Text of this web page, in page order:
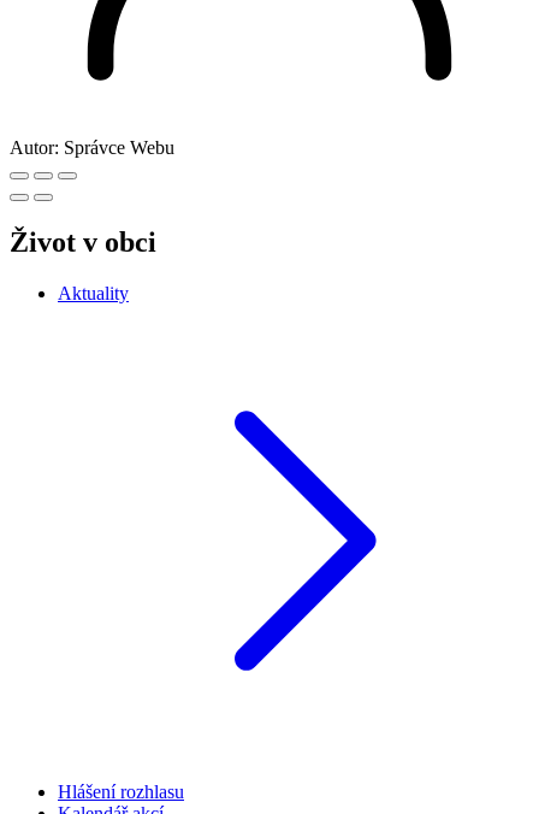
Autor: Správce Webu
Život v obci
Aktuality
Hlášení rozhlasu